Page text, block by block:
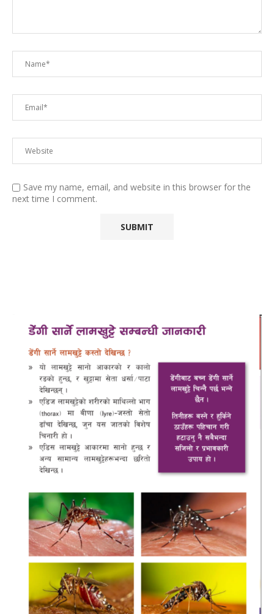
Save my name, email, and website in this browser for the
next time I comment.